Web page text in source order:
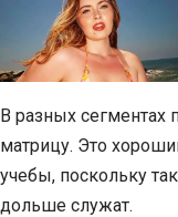
В разных сегментах
матрицу. Это
учебы, поскольку
дольше служат.